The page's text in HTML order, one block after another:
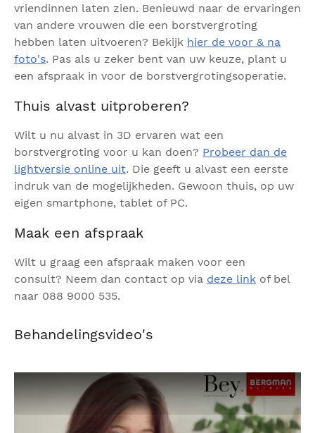
vriendinnen laten zien. Benieuwd naar de ervaringen
van andere vrouwen die een borstvergroting
hebben laten uitvoeren? Bekijk hier de voor & na
foto's. Pas als u zeker bent van uw keuze, plant u
een afspraak in voor de borstvergrotingsoperatie.
Thuis alvast uitproberen?
Wilt u nu alvast in 3D ervaren wat een
borstvergroting voor u kan doen? Probeer dan de
lightversie online uit. Die geeft u alvast een eerste
indruk van de mogelijkheden. Gewoon thuis, op uw
eigen smartphone, tablet of PC.
Maak een afspraak
Wilt u graag een afspraak maken voor een
consult? Neem dan contact op via deze link of bel
naar 088 9000 535.
Behandelingsvideo's